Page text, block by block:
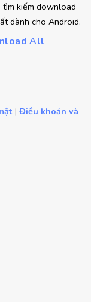
kiếm download
dành cho Android.
All
| Điều khoản và